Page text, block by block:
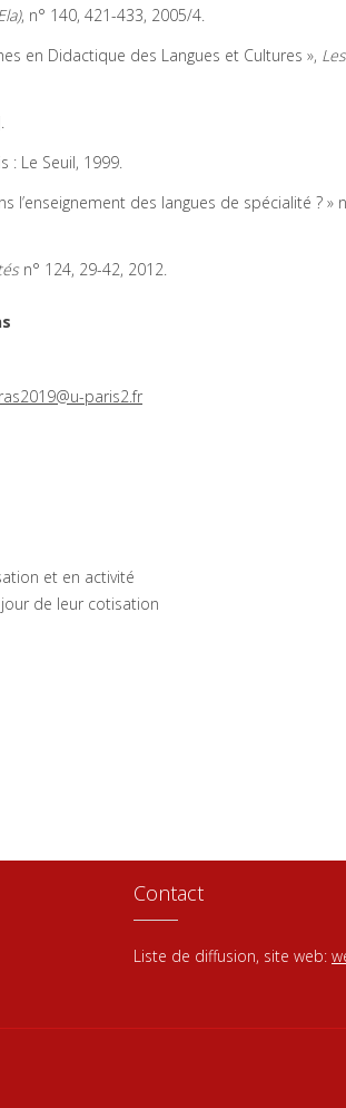
, n° 140, 421-433, 2005/4.
en Didactique des Langues et Cultures »,
: Le Seuil, 1999.
l’enseignement des langues de spécialité ? »
n° 124, 29-42, 2012.
paris2.fr
et en activité
de leur cotisation
Contact
Liste de diffusion, site web: